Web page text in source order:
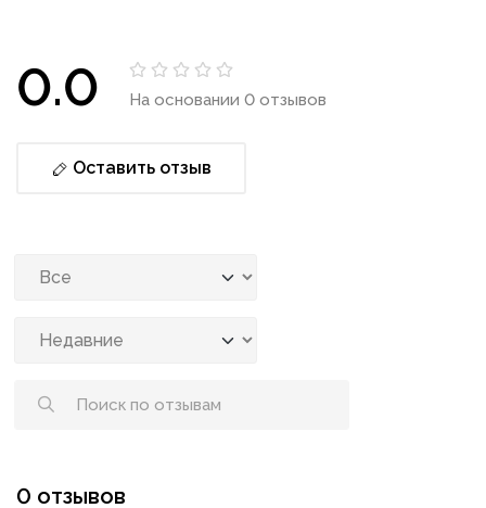
0.0 На основании 0 отзывов
Оставить отзыв
0 отзывов